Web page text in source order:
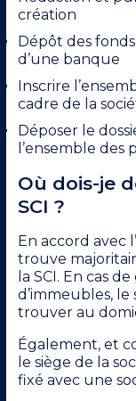
création
Dépôt des
d’une banque
Inscrire
cadre de la
Déposer le
l’ensemble des
Où dois-je
SCI ?
En accord avec
trouve
la SCI. En cas
d’immeubles,
trouver au
Également, et
le siège de la
fixé avec une